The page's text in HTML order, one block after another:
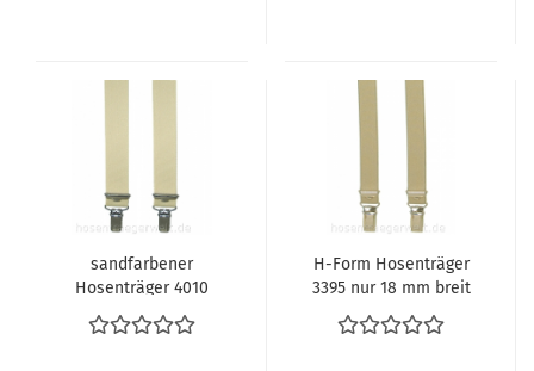
sandfarbener
Hosenträger 4010
H-Form Hosenträger
3395 nur 18 mm breit